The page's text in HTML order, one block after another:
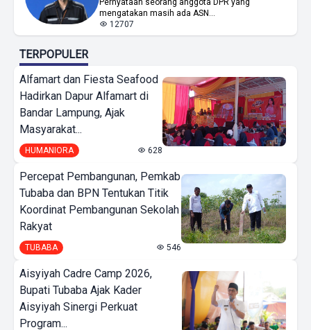
Pernyataan seorang anggota DPR yang
mengatakan masih ada ASN...
12707
TERPOPULER
Alfamart dan Fiesta Seafood
Hadirkan Dapur Alfamart di
Bandar Lampung, Ajak
Masyarakat...
HUMANIORA 628
Percepat Pembangunan, Pemkab
Tubaba dan BPN Tentukan Titik
Koordinat Pembangunan Sekolah
Rakyat
TUBABA 546
Aisyiyah Cadre Camp 2026,
Bupati Tubaba Ajak Kader
Aisyiyah Sinergi Perkuat
Program...